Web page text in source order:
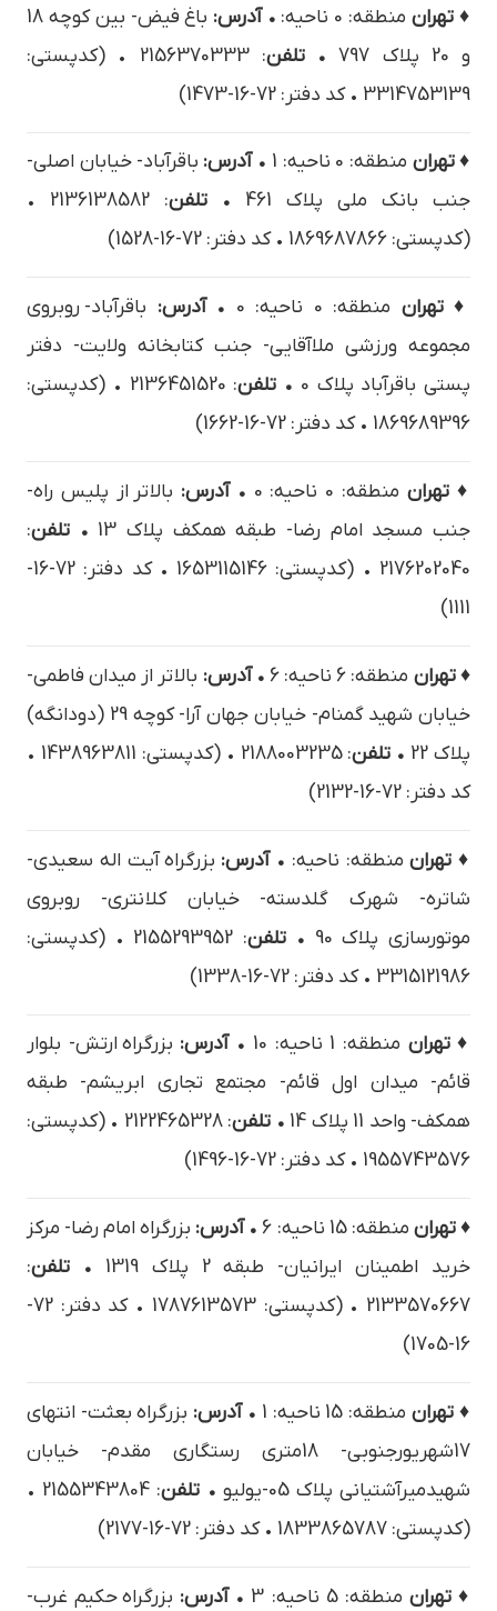
♦ تهران منطقه: 0 ناحیه: • آدرس:
باغ فيض- بين كوچه 18
و 20 پلاک 797
• تلفن
: 2156370333 • (کدپستی:
3314753139 • کد دفتر: 72-16-1473)
♦ تهران منطقه: 0 ناحیه: 1 • آدرس: باقرآباد- خیابان اصلی-
جنب بانک ملی پلاک 461
• تلفن
: 2136138582 •
(کدپستی: 1869687866 • کد دفتر: 72-16-1528)
♦ تهران منطقه: 0 ناحیه: 0 • آدرس: باقرآباد- روبروی
مجموعه ورزشی ملاآقایی- جنب کتابخانه ولایت- دفتر
پستی باقرآباد پلاک 0
• تلفن
: 2136451520 • (کدپستی:
1869689396 • کد دفتر: 72-16-1662)
♦ تهران منطقه: 0 ناحیه: 0 • آدرس: بالاتر از پليس راه-
جنب مسجد امام رضا- طبقه همکف پلاک 13
• تلفن:
2176202040 • (کدپستی: 1653115146 • کد دفتر: 72-16-
1111)
♦ تهران منطقه: 6 ناحیه: 6 • آدرس: بالاتر از میدان فاطمی-
خیابان شهید گمنام- خیابان جهان آرا- کوچه 29 (دودانگه)
پلاک 22
• تلفن
: 2188003235 • (کدپستی: 1438963811 •
کد دفتر: 72-16-2132)
♦ تهران منطقه: ناحیه: • آدرس: بزرگراه آیت اله سعیدی-
شاتره- شهرک گلدسته- خیابان کلانتری- روبروی
موتورسازی پلاک 90
• تلفن
: 2155293952 • (کدپستی:
3315121986 • کد دفتر: 72-16-1338)
♦ تهران منطقه: 1 ناحیه: 10 • آدرس: بزرگراه ارتش- بلوار
قائم- ميدان اول قائم- مجتمع تجاري ابريشم- طبقه
همكف- واحد 11 پلاک 14
• تلفن
: 2122465328 • (کدپستی:
1955743576 • کد دفتر: 72-16-1496)
♦ تهران منطقه: 15 ناحیه: 6 • آدرس: بزرگراه امام رضا- مرکز
خرید اطمینان ایرانیان- طبقه 2 پلاک 1319
• تلفن:
2133570667 • (کدپستی: 1787613573 • کد دفتر: 72-
16-1705)
♦ تهران منطقه: 15 ناحیه: 1 • آدرس: بزرگراه بعثت- انتهاي
17شهريورجنوبي- 18متري رستگاري مقدم- خيابان
شهيدميرآشتيانی پلاک 05-يوليو
• تلفن
: 2155343804 •
(کدپستی: 1833865787 • کد دفتر: 72-16-2177)
♦ تهران منطقه: 5 ناحیه: 3 • آدرس: بزرگراه حکیم غرب-